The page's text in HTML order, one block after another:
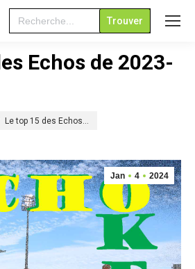
Search
for:
Echos de 2023-
Le top 15 des Echos…
Jan 4 2024